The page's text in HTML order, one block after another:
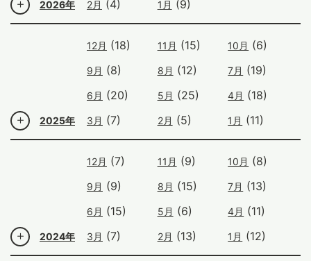
2026年 2月 (4) 1月 (9)
2025年
12月 (18) 11月 (15) 10月 (6)
9月 (8) 8月 (12) 7月 (19)
6月 (20) 5月 (25) 4月 (18)
3月 (7) 2月 (5) 1月 (11)
2024年
12月 (7) 11月 (9) 10月 (8)
9月 (9) 8月 (15) 7月 (13)
6月 (15) 5月 (6) 4月 (11)
3月 (7) 2月 (13) 1月 (12)